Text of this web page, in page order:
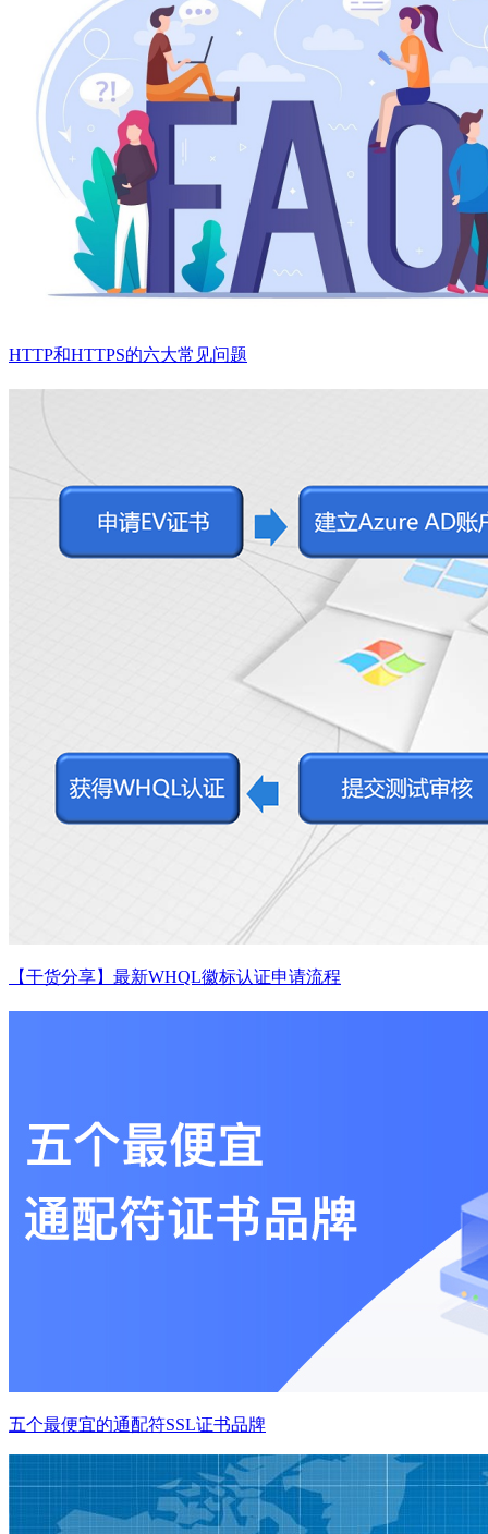
HTTP和HTTPS的六大常见问题
【干货分享】最新WHQL徽标认证申请流程
五个最便宜的通配符SSL证书品牌